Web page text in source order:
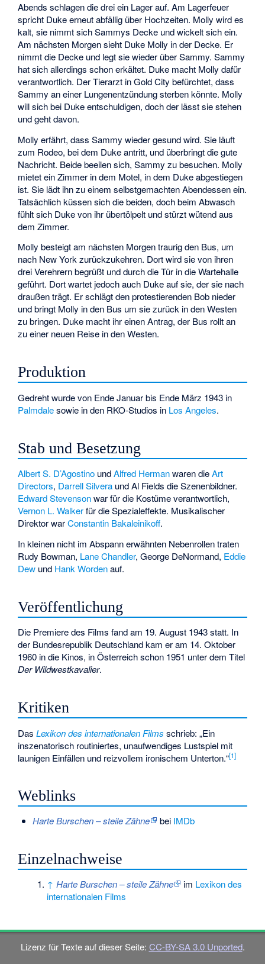
Abends schlagen die drei ein Lager auf. Am Lagerfeuer
spricht Duke erneut abfällig über Hochzeiten. Molly wird es
kalt, sie nimmt sich Sammys Decke und wickelt sich ein.
Am nächsten Morgen sieht Duke Molly in der Decke. Er
nimmt die Decke und legt sie wieder über Sammy. Sammy
hat sich allerdings schon erkältet. Duke macht Molly dafür
verantwortlich. Der Tierarzt in Gold City befürchtet, dass
Sammy an einer Lungenentzündung sterben könnte. Molly
will sich bei Duke entschuldigen, doch der lässt sie stehen
und geht davon.
Molly erfährt, dass Sammy wieder gesund wird. Sie läuft
zum Rodeo, bei dem Duke antritt, und überbringt die gute
Nachricht. Beide beeilen sich, Sammy zu besuchen. Molly
mietet ein Zimmer in dem Motel, in dem Duke abgestiegen
ist. Sie lädt ihn zu einem selbstgemachten Abendessen ein.
Tatsächlich küssen sich die beiden, doch beim Abwasch
fühlt sich Duke von ihr übertölpelt und stürzt wütend aus
dem Zimmer.
Molly besteigt am nächsten Morgen traurig den Bus, um
nach New York zurückzukehren. Dort wird sie von ihren
drei Verehrern begrüßt und durch die Tür in die Wartehalle
geführt. Dort wartet jedoch auch Duke auf sie, der sie nach
draußen trägt. Er schlägt den protestierenden Bob nieder
und bringt Molly in den Bus um sie zurück in den Westen
zu bringen. Duke macht ihr einen Antrag, der Bus rollt an
zu einer neuen Reise in den Westen.
Produktion
Gedreht wurde von Ende Januar bis Ende März 1943 in
Palmdalesowie in den RKO-Studios in Los Angeles.
Stab und Besetzung
Albert S. D’Agostino undAlfred Hermanwaren dieArt
Directors, Darrell Silvera und Al Fields die Szenenbildner.
Edward Stevensonwar für die Kostüme verantwortlich,
Vernon L. Walkerfür die Spezialeffekte. Musikalischer
Direktor warConstantin Bakaleinikoff.
In kleinen nicht im Abspann erwähnten Nebenrollen traten
Rudy Bowman, Lane Chandler,George DeNormand, Eddie
Dew und Hank Wordenauf.
Veröffentlichung
Die Premiere des Films fand am 19. August 1943 statt. In
der Bundesrepublik Deutschland kam er am 14. Oktober
1960 in die Kinos, in Österreich schon 1951 unter dem Titel
Der Wildwestkavalier.
Kritiken
DasLexikon des internationalen Films schrieb: „Ein
inszenatorisch routiniertes, unaufwendiges Lustspiel mit
launigen Einfällen und reizvollem ironischem Unterton.“[1]
Weblinks
Harte Burschen – steile Zähne bei IMDb
Einzelnachweise
↑ Harte Burschen – steile Zähne im Lexikon des
internationalen Films
Lizenz für Texte auf dieser Seite: CC-BY-SA 3.0 Unported.